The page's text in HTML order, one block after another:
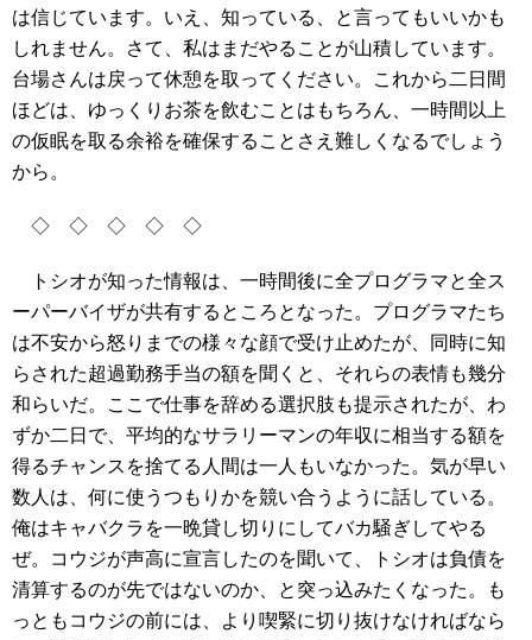
は信じています。いえ、知っている、と言ってもいいかも
しれません。さて、私はまだやることが山積しています。
台場さんは戻って休憩を取ってください。これから二日間
ほどは、ゆっくりお茶を飲むことはもちろん、一時間以上
の仮眠を取る余裕を確保することさえ難しくなるでしょう
から。
◇ ◇ ◇ ◇ ◇
トシオが知った情報は、一時間後に全プログラマと全ス
ーパーバイザが共有するところとなった。プログラマたち
は不安から怒りまでの様々な顔で受け止めたが、同時に知
らされた超過勤務手当の額を聞くと、それらの表情も幾分
和らいだ。ここで仕事を辞める選択肢も提示されたが、わ
ずか二日で、平均的なサラリーマンの年収に相当する額を
得るチャンスを捨てる人間は一人もいなかった。気が早い
数人は、何に使うつもりかを競い合うように話している。
俺はキャバクラを一晩貸し切りにしてバカ騒ぎしてやる
ぜ。コウジが声高に宣言したのを聞いて、トシオは負債を
清算するのが先ではないのか、と突っ込みたくなった。も
っともコウジの前には、より喫緊に切り抜けなければなら